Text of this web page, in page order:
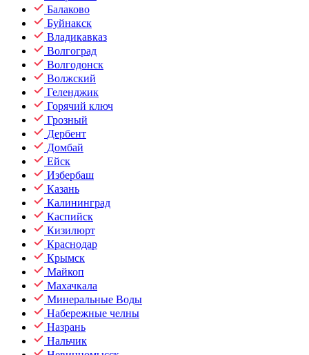
Балаково
Буйнакск
Владикавказ
Волгоград
Волгодонск
Волжский
Геленджик
Горячий ключ
Грозный
Дербент
Домбай
Ейск
Избербаш
Казань
Калининград
Каспийск
Кизилюрт
Краснодар
Крымск
Майкоп
Махачкала
Минеральные Воды
Набережные челны
Назрань
Нальчик